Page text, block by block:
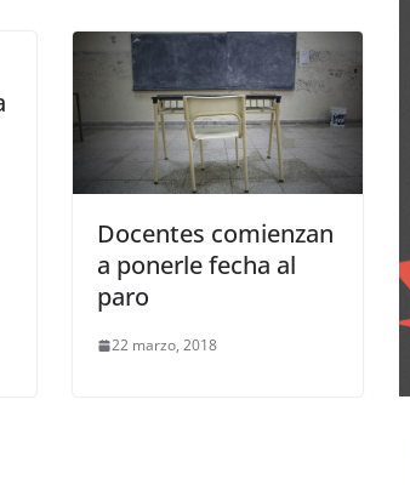
Docentes comienzan
a ponerle fecha al
paro
22 marzo, 2018